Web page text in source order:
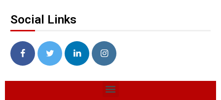
Social Links